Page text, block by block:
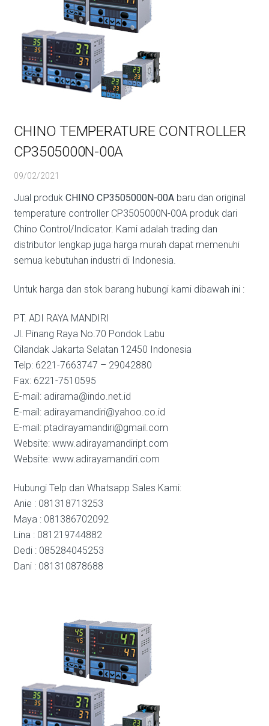
CHINO TEMPERATURE CONTROLLER
CP3505000N-00A
09/02/2021
Jual produk CHINO CP3505000N-00Abaru dan original
temperature controller CP3505000N-00A produk dari
Chino Control/Indicator. Kami adalah trading dan
distributor lengkap juga harga murah dapat memenuhi
semua kebutuhan industri di Indonesia.
Untuk harga dan stok barang hubungi kami dibawah ini :
PT. ADI RAYA MANDIRI
Jl. Pinang Raya No.70 Pondok Labu
Cilandak Jakarta Selatan 12450 Indonesia
Telp: 6221-7663747 – 29042880
Fax: 6221-7510595
E-mail: adirama@indo.net.id
E-mail: adirayamandiri@yahoo.co.id
E-mail: ptadirayamandiri@gmail.com
Website: www.adirayamandiript.com
Website: www.adirayamandiri.com
Hubungi Telp dan Whatsapp Sales Kami:
Anie : 081318713253
Maya : 081386702092
Lina : 081219744882
Dedi : 085284045253
Dani : 081310878688